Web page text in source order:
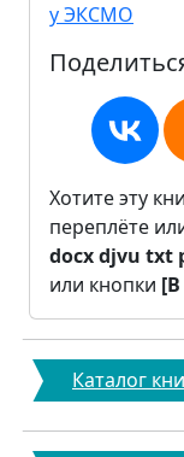
у ЭКСМО
Хотите эту
переплёте
docxdjvu txt
или кнопки
Каталог